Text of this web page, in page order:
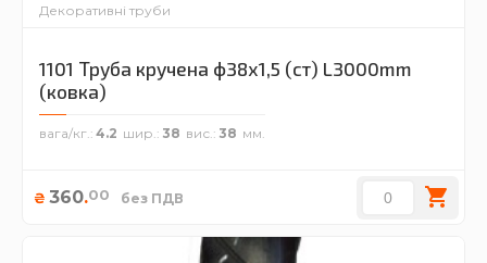
Декоративні труби
1101 Труба кручена ф38х1,5 (ст) L3000mm
(ковка)
вага/кг. 4.2 шир. 38 вис. 38
₴ 360.00 без ПДВ